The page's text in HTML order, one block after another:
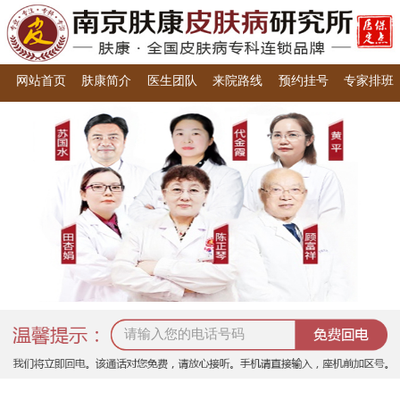
网站首页 肤康简介 医生团队 来院路线 预约挂号 专家排班